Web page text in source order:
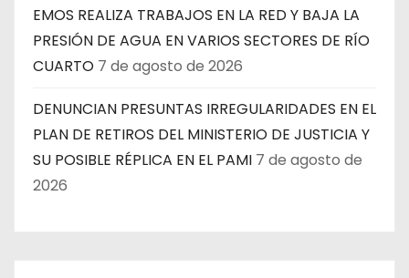
EMOS REALIZA TRABAJOS EN LA RED Y BAJA LA
PRESIÓN DE AGUA EN VARIOS SECTORES DE RÍO
CUARTO 7 de agosto de 2026
DENUNCIAN PRESUNTAS IRREGULARIDADES EN EL
PLAN DE RETIROS DEL MINISTERIO DE JUSTICIA Y
SU POSIBLE RÉPLICA EN EL PAMI 7 de agosto de
2026